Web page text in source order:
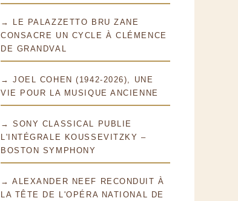
→ LE PALAZZETTO BRU ZANE
CONSACRE UN CYCLE À CLÉMENCE
DE GRANDVAL
→ JOEL COHEN (1942-2026), UNE
VIE POUR LA MUSIQUE ANCIENNE
→ SONY CLASSICAL PUBLIE
L'INTÉGRALE KOUSSEVITZKY –
BOSTON SYMPHONY
→ ALEXANDER NEEF RECONDUIT À
LA TÊTE DE L'OPÉRA NATIONAL DE